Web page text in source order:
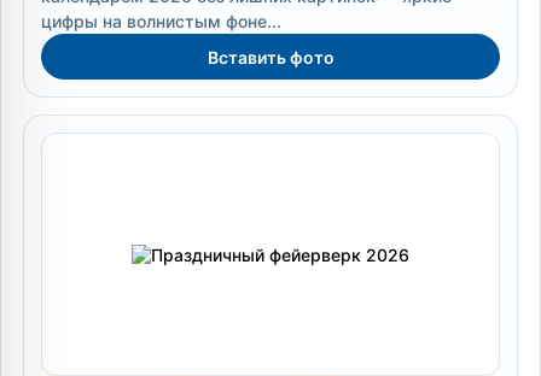
цифры на волнистым фоне...
Вставить фото